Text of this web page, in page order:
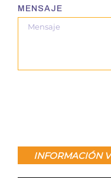
MENSAJE
INFORMACIÓN